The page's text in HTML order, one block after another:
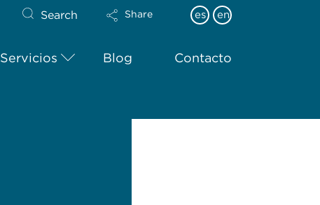
Search Share es en
Servicios Blog Contacto